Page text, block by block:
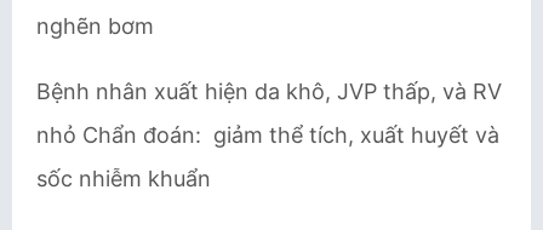
nghẽn bơm
Bệnh nhân xuất hiện da khô, JVP thấp, và RV
nhỏ Chẩn đoán: giảm thể tích, xuất huyết và
sốc nhiễm khuẩn